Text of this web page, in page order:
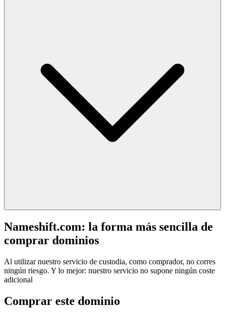
Nameshift.com: la forma más sencilla de
comprar dominios
Al utilizar nuestro servicio de custodia, como comprador, no corres
ningún riesgo. Y lo mejor: nuestro servicio no supone ningún coste
adicional
Comprar este dominio